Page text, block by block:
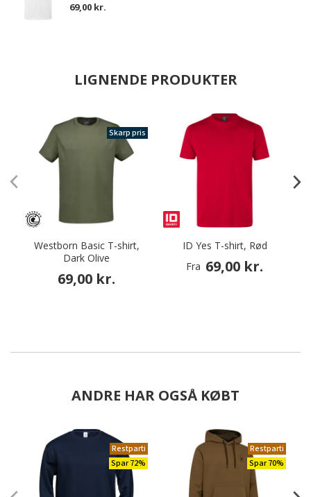
69,00 kr.
LIGNENDE PRODUKTER
Skarp pris
Westborn Basic T-shirt,
Dark Olive
69,00 kr.
ID Yes T-shirt, Rød
Fra 69,00 kr.
ANDRE HAR OGSÅ KØBT
Restparti
Spar 72%
Restparti
Spar 70%